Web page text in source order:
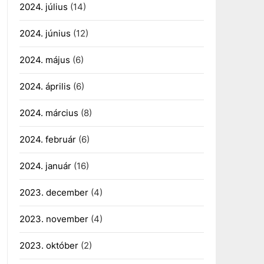
2024. július (14)
2024. június (12)
2024. május (6)
2024. április (6)
2024. március (8)
2024. február(6)
2024. január(16)
2023. december(4)
2023. november(4)
2023. október(2)